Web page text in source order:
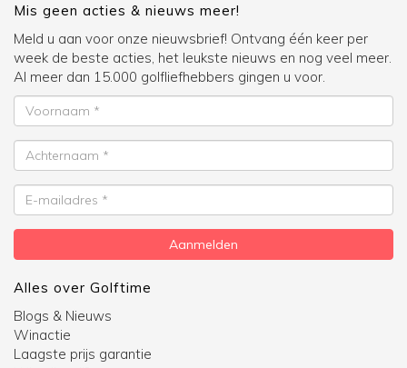
Mis geen acties & nieuws meer!
Meld u aan voor onze nieuwsbrief! Ontvang één keer per
week de beste acties, het leukste nieuws en nog veel meer.
Al meer dan 15.000 golfliefhebbers gingen u voor.
Voornaam
Achternaam
E-
mailadres
Aanmelden
Alles over Golftime
Blogs & Nieuws
Winactie
Laagste prijs garantie